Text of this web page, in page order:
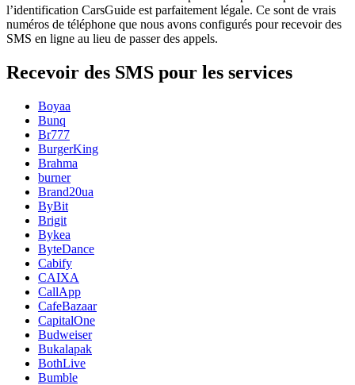
l’identification CarsGuide est parfaitement légale. Ce sont de vrais
numéros de téléphone que nous avons configurés pour recevoir des
SMS en ligne au lieu de passer des appels.
Recevoir des SMS pour les services
Boyaa
Bunq
Br777
BurgerKing
Brahma
burner
Brand20ua
ByBit
Brigit
Bykea
ByteDance
Cabify
CAIXA
CallApp
CafeBazaar
CapitalOne
Budweiser
Bukalapak
BothLive
Bumble